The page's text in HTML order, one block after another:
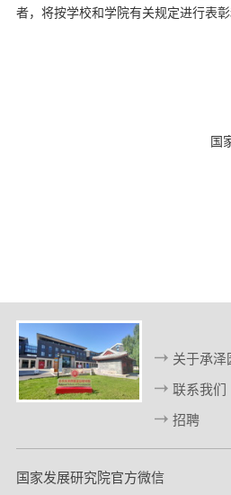
者，将按学校和学院有关规定进行表彰
国
关于承泽
联系我们
招聘
国家发展研究院官方微信